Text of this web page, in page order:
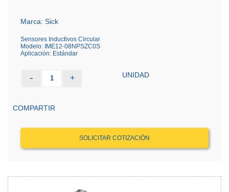
Marca: Sick
Sensores Inductivos Circular
Modelo: IME12-08NPSZC0S
Aplicación: Estándar
- 1 + UNIDAD
COMPARTIR
SOLICITAR COTIZACIÓN